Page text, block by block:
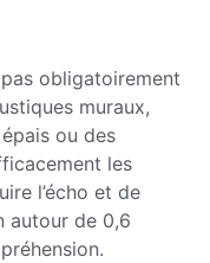
obligatoirement
muraux,
ou des
les
l’écho et de
autour de 0,6